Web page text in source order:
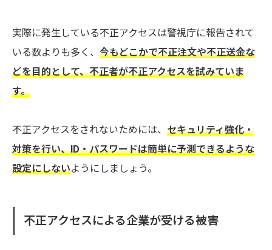
実際に発生している不正アクセスは警視庁に報告されて
いる数よりも多く、 今もどこかで不正注文や不正送金な
どを目的として、不正者が不正アクセスを試みていま
す。
不正アクセスをされないためには、 セキュリティ強化・
対策を行い、ID・パスワードは簡単に予測できるような
設定にしないようにしましょう。
不正アクセスによる企業が受ける被害